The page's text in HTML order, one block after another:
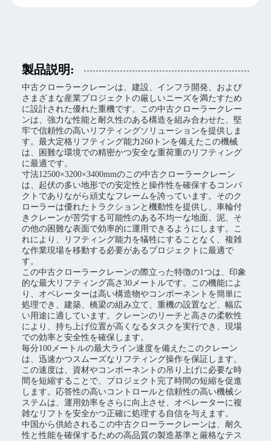
製品説明:
中古クローラークレーンは、建設、インフラ開発、および
さまざまな産業プロジェクトの厳しいニーズを満たすため
に設計された優れた重機です。この中古クローラークレー
ンは、強力な性能と耐久性のある構造を組み合わせた、堅
牢で信頼性の高いリフティングソリューションを提供しま
す。最大定格リフティング能力260トンを備えたこの機械
は、困難な環境での精密かつ安全な重荷重のリフティング
に最適です。
寸法12500×3200×3400mmのこの中古クローラークレーン
は、起伏の多い地形での安定性と操作性を確保するコンパ
クトでありながら頑丈なフレームを誇っています。そのク
ローラーは優れたトラクションと機動性を提供し、車輪付
きクレーンが苦労する可能性のある不均一な地面、泥、そ
の他の困難な表面で効率的に運用できるようにします。こ
れにより、リフティング能力を犠牲にすることなく、複雑
な作業現場を移動する必要があるプロジェクトに最適で
す。
この中古クローラークレーンの際立った特徴の1つは、印象
的な最大リフティング高さ30メートルです。この機能によ
り、オペレーターは高い構造物やコンポーネントを簡単に
処理でき、建築、橋梁の組み立て、重機の設置など、幅広
い用途に適しています。クレーンのリーチと高さの柔軟性
により、持ち上げ位置が高くなるタスクを実行でき、現場
での効率と安全性を確保します。
毎分100メートルの最大ライン速度を備えたこのクレーン
は、迅速かつスムーズなリフティング操作を保証します。
この速度は、資材やコンポーネントの吊り上げに必要な時
間を短縮することで、プロジェクト完了時間の短縮を促進
します。応答性の高いコントロールと信頼性の高い機械シ
ステムは、運用効率をさらに向上させ、オペレーターに複
雑なリフトを安全かつ正確に処理する自信を与えます。
中国から供給されるこの中古クローラークレーンは、耐久
性と性能を確保するための高品質の製造基準と厳格なテス